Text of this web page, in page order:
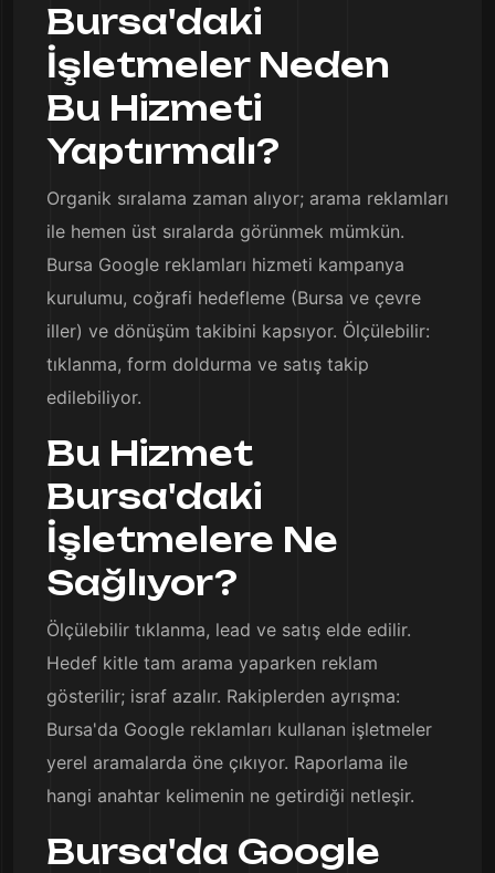
Bursa'daki
İşletmeler Neden
Bu Hizmeti
Yaptırmalı?
Organik sıralama zaman alıyor; arama reklamları
ile hemen üst sıralarda görünmek mümkün.
Bursa Google reklamları hizmeti kampanya
kurulumu, coğrafi hedefleme (Bursa ve çevre
iller) ve dönüşüm takibini kapsıyor. Ölçülebilir:
tıklanma, form doldurma ve satış takip
edilebiliyor.
Bu Hizmet
Bursa'daki
İşletmelere Ne
Sağlıyor?
Ölçülebilir tıklanma, lead ve satış elde edilir.
Hedef kitle tam arama yaparken reklam
gösterilir; israf azalır. Rakiplerden ayrışma:
Bursa'da Google reklamları kullanan işletmeler
yerel aramalarda öne çıkıyor. Raporlama ile
hangi anahtar kelimenin ne getirdiği netleşir.
Bursa'da Google